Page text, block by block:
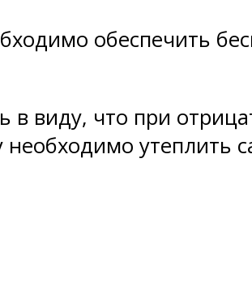
обеспечить
в виду, что при
утеплить